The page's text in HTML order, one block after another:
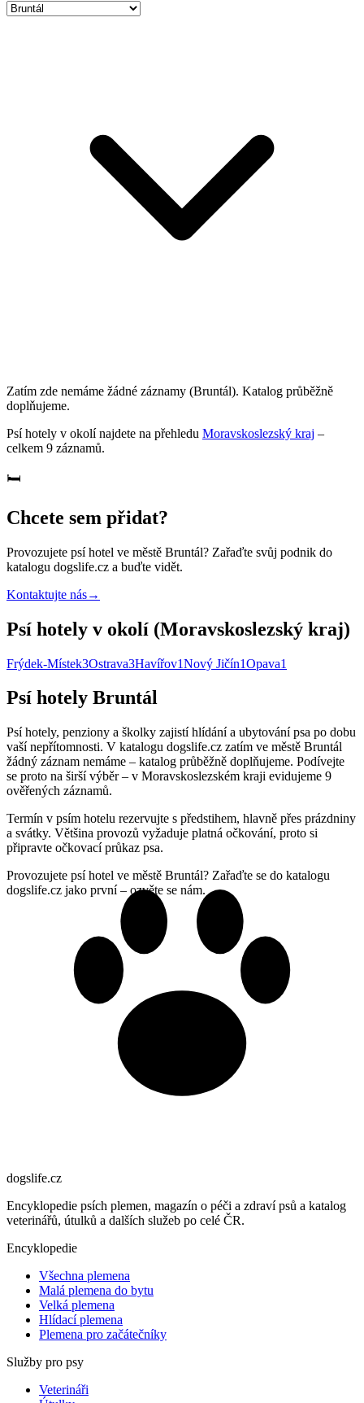
Zatím zde nemáme žádné záznamy (Bruntál). Katalog průběžně
doplňujeme.
Psí hotely v okolí najdete na přehledu Moravskoslezský kraj –
celkem 9 záznamů.
🛏️
Chcete sem přidat?
Provozujete psí hotel ve městě Bruntál? Zařaďte svůj podnik do
katalogu dogslife.cz a buďte vidět.
Kontaktujte nás→
Psí hotely v okolí (Moravskoslezský kraj)
Frýdek-Místek3Ostrava3Havířov1Nový Jičín1Opava1
Psí hotely Bruntál
Psí hotely, penziony a školky zajistí hlídání a ubytování psa po dobu
vaší nepřítomnosti. V katalogu dogslife.cz zatím ve městě Bruntál
žádný záznam nemáme – katalog průběžně doplňujeme. Podívejte
se proto na širší výběr – v Moravskoslezském kraji evidujeme 9
ověřených záznamů.
Termín v psím hotelu rezervujte s předstihem, hlavně přes prázdniny
a svátky. Většina provozů vyžaduje platná očkování, proto si
připravte očkovací průkaz psa.
Provozujete psí hotel ve městě Bruntál? Zařaďte se do katalogu
dogslife.cz jako první – ozvěte se nám.
dogslife.cz
Encyklopedie psích plemen, magazín o péči a zdraví psů a katalog
veterinářů, útulků a dalších služeb po celé ČR.
Encyklopedie
Všechna plemena
Malá plemena do bytu
Velká plemena
Hlídací plemena
Plemena pro začátečníky
Služby pro psy
Veterináři